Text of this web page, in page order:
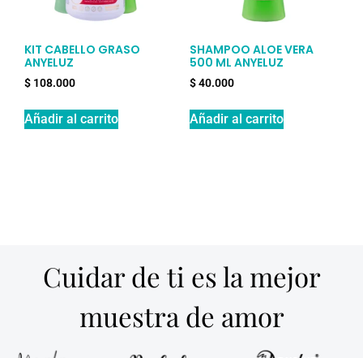
KIT CABELLO GRASO
ANYELUZ
$ 108.000
Añadir al carrito
SHAMPOO ALOE VERA
500 ML ANYELUZ
$40.000
Añadir al carrito
Cuidar de ti es la mejor
muestra de amor